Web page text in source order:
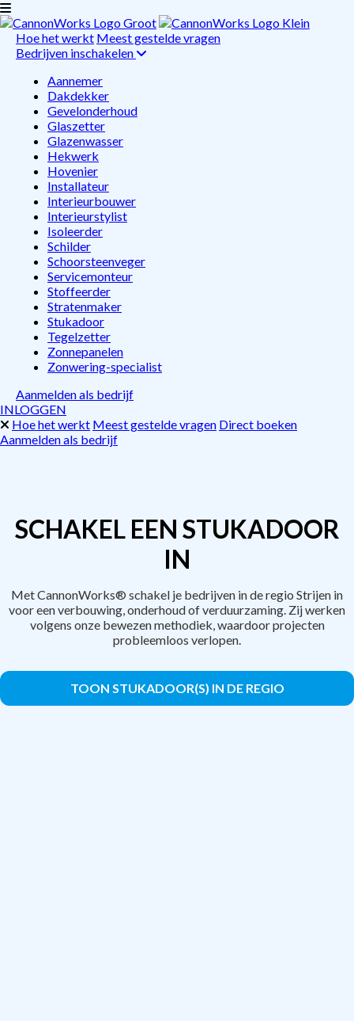
Hoe het werkt Meest gestelde vragen
Bedrijven inschakelen
Aannemer
Dakdekker
Gevelonderhoud
Glaszetter
Glazenwasser
Hekwerk
Hovenier
Installateur
Interieurbouwer
Interieurstylist
Isoleerder
Schilder
Schoorsteenveger
Servicemonteur
Stoffeerder
Stratenmaker
Stukadoor
Tegelzetter
Zonnepanelen
Zonwering-specialist
Aanmelden als bedrijf
INLOGGEN
Hoe het werkt Meest gestelde vragen Direct boeken
Aanmelden als bedrijf
SCHAKEL EEN STUKADOOR
IN
Met CannonWorks® schakel je bedrijven in de regio Strijen in
voor een verbouwing, onderhoud of verduurzaming. Zij werken
volgens onze bewezen methodiek, waardoor projecten
probleemloos verlopen.
TOON STUKADOOR(S) IN DE REGIO